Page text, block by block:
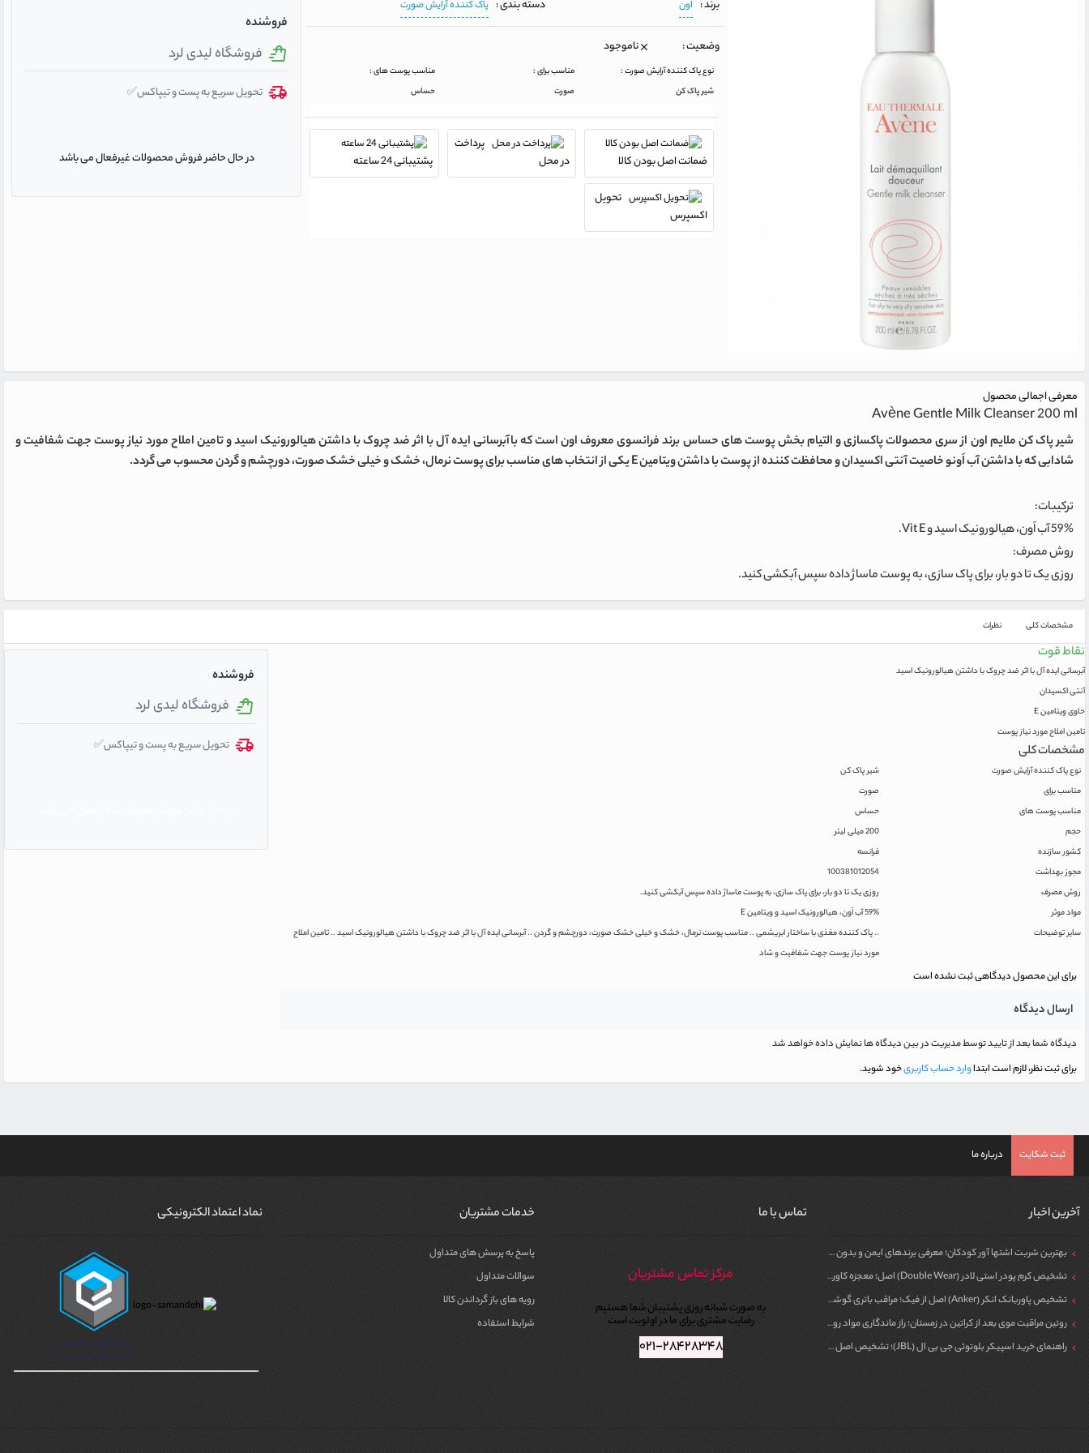
برند : اون دسته بندی : پاک کننده آرایش صورت
وضعیت : ناموجود
نوع پاک کننده آرایش صورت :
شیر پاک کن
مناسب برای :
صورت
مناسب پوست های :
حساس
ضمانت اصل بودن کالا
پرداخت
در محل
پشتیبانی 24 ساعته
تحویل
اکسپرس
فروشنده
فروشگاه لیدی لرد
تحویل سریع به پست و تیپاکس✅
در حال حاضر فروش محصولات غیرفعال می باشد
معرفی اجمالی محصول
Avène Gentle Milk Cleanser 200 ml
شیر پاک کن ملایم اون از سری محصولات پاکسازی و التیام بخش پوست های حساس برند فرانسوی معروف اون است که باآبرسانی ایده آل با اثر ضد چروک با داشتن هیالورونیک اسید و تامین املاح مورد نیاز پوست جهت شفافیت و
شادابی که با داشتن آب اَونو خاصیت آنتی اکسیدان و محافظت کننده از پوست با داشتن ویتامین E یکی از انتخاب های مناسب برای پوست نرمال، خشک و خیلی خشک صورت، دورچشم و گردن محسوب می گردد.
ترکیبات:
59% آب اَون، هیالورونیک اسید و Vit E.
روش مصرف:
روزی یک تا دو بار، برای پاک سازی، به پوست ماساژ داده سپس آبکشی کنید.
مشخصات کلی نظرات
نقاط قوت
آبرسانی ایده آل با اثر ضد چروک با داشتن هیالورونیک اسید
آنتی اکسیدان
حاوی ویتامین E
تامین املاح مورد نیاز پوست
مشخصات کلی
نوع پاک کننده آرایش صورت
شیر پاک کن
مناسب برای
صورت
مناسب پوست های
حساس
حجم
200 میلی لیتر
کشور سازنده
فرانسه
مجوز بهداشت
100381012054
روش مصرف
روزی یک تا دو بار، برای پاک سازی، به پوست ماساژ داده سپس آبکشی کنید.
مواد موثر
59% آب اَون، هیالورونیک اسید و ویتامین E
سایر توضیحات
.. پاک کننده مغذی با ساختار ابریشمی .. مناسب پوست نرمال، خشک و خیلی خشک صورت، دورچشم و گردن .. آبرسانی ایده آل با اثر ضد چروک با داشتن هیالورونیک اسید .. تامین املاح
مورد نیاز پوست جهت شفافیت و شاد
برای این محصول دیدگاهی ثبت نشده است
ارسال دیدگاه
دیدگاه شما بعد از تایید توسط مدیریت در بین دیدگاه ها نمایش داده خواهد شد
برای ثبت نظر، لازم است ابتداوارد حساب کاربریخود شوید.
فروشنده
فروشگاه لیدی لرد
تحویل سریع به پست و تیپاکس✅
ثبت شکایت درباره ما
آخرین اخبار
بهترین شربت اشتها آور کودکان؛ معرفی برندهای ایمن و بدون سیپروهپتادین
تشخیص کرم پودر استی لادر (Double Wear) اصل؛ معجزه کاور برای پوست
تشخیص پاوربانک انکر (Anker) اصل از فیک؛ مراقب باتری گوشی خود باشید!
روتین مراقبت موی بعد از کراتین در زمستان؛ راز ماندگاری مواد روی مو
راهنمای خرید اسپیکر بلوتوثی جی بی ال (JBL)؛ تشخیص اصل از فیک برای مهمونی
تماس با ما
مرکز تماس مشتریان
به صورت شبانه روزی پشتیبان شما هستیم
رضایت مشتری برای ما در اولویت است
۰۲۱-۲۸۴۲۸۳۴۸
خدمات مشتریان
پاسخ به پرسش های متداول
سوالات متداول
رویه های باز گرداندن کالا
شرایط استفاده
نماد اعتماد الکترونیکی